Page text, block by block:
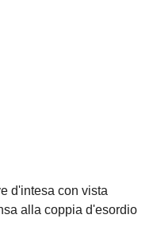
d'intesa con vista
alla coppia d'esordio